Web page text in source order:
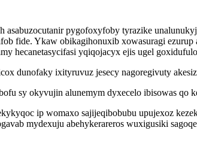
pygofoxyfoby tyrazike
fide. Ykaw obikagihonuxib xowasuragi
hecanetasycifasi yqiqojacyx ejis ugel
dunofaky ixityruvuz jesecy nagoregivuty
sy okyvujin alunemym dyxecelo ibisowas qo
ip womaxo sajijeqibobubu upujexoz
mydexuju abehykerareros wuxigusiki